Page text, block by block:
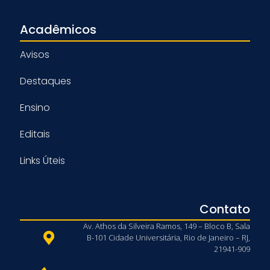
Acadêmicos
Avisos
Destaques
Ensino
Editais
Links Úteis
Contato
Av. Athos da Silveira Ramos, 149 – Bloco B, Sala
B-101 Cidade Universitária, Rio de Janeiro – RJ,
21941-909